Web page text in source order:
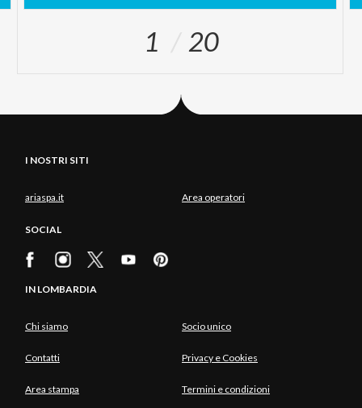
1 20
I NOSTRI SITI
ariaspa.it Area operatori
SOCIAL
IN LOMBARDIA
Chi siamo Socio unico
Contatti Privacy e Cookies
Area stampa Termini e condizioni